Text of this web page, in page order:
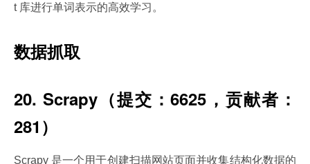
t 库进行单词表示的高效学习。
数据抓取
20. Scrapy（提交：6625，贡献者：
281）
Scrapy 是一个用于创建扫描网站页面并收集结构化数据的